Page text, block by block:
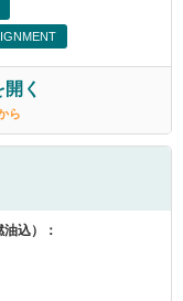
く
ら
込）：